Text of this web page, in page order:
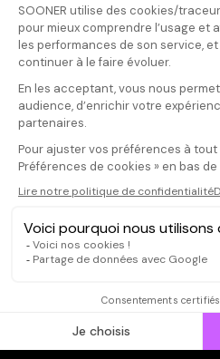
Donnez votre avis
Votre note
Votre commentaire
Il faut vous connecter pour
publier un avis
CONNEXION
Qui sommes-nous ?